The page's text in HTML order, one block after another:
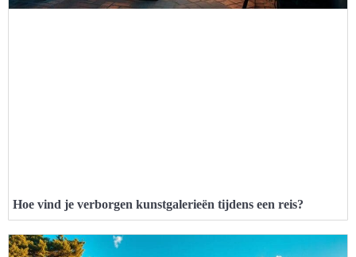
Hoe vind je verborgen kunstgalerieën tijdens een reis?